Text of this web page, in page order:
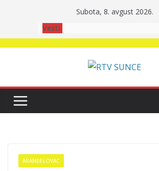
Subota, 8. avgust 2026.
Vesti:
ARANĐELOVAC